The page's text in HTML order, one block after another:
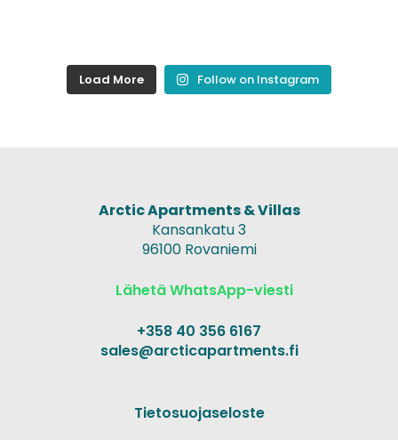
Load More Follow on Instagram
Arctic Apartments & Villas
Kansankatu 3
96100 Rovaniemi
Lähetä WhatsApp-viesti
+358 40 356 6167
sales@arcticapartments.fi
Tietosuojaseloste